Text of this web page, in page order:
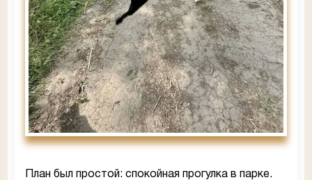
План был простой: спокойная прогулка в парке.